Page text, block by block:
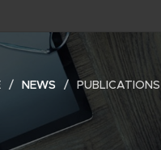
NEWS PUBLICATIONS